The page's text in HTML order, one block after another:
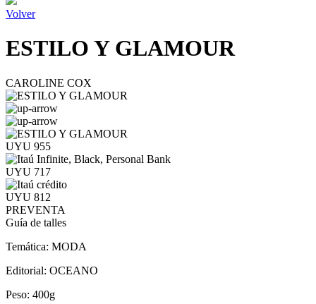
Volver
ESTILO Y GLAMOUR
CAROLINE COX
UYU 955
UYU 717
UYU 812
PREVENTA
Guía de talles
Temática: MODA
Editorial: OCEANO
Peso: 400g